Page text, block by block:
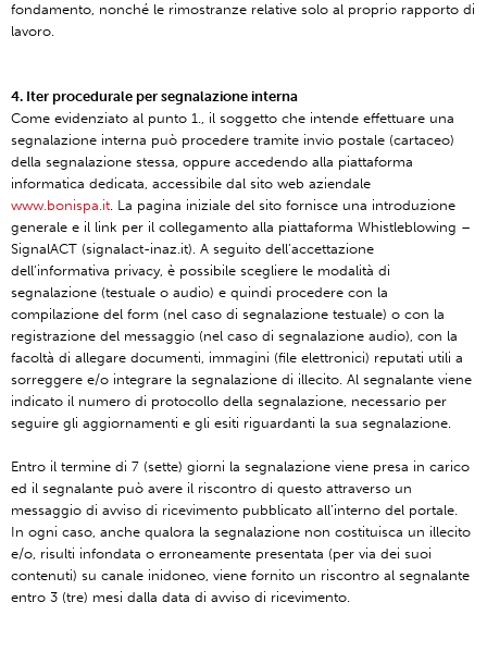
fondamento, nonché le rimostranze relative solo al proprio rapporto di
lavoro.
4. Iter procedurale per segnalazione interna
Come evidenziato al punto 1., il soggetto che intende effettuare una
segnalazione interna può procedere tramite invio postale (cartaceo)
della segnalazione stessa, oppure accedendo alla piattaforma
informatica dedicata, accessibile dal sito web aziendale
www.bonispa.it. La pagina iniziale del sito fornisce una introduzione
generale e il link per il collegamento alla piattaforma Whistleblowing –
SignalACT (signalact-inaz.it). A seguito dell’accettazione
dell’informativa privacy, è possibile scegliere le modalità di
segnalazione (testuale o audio) e quindi procedere con la
compilazione del form (nel caso di segnalazione testuale) o con la
registrazione del messaggio (nel caso di segnalazione audio), con la
facoltà di allegare documenti, immagini (file elettronici) reputati utili a
sorreggere e/o integrare la segnalazione di illecito. Al segnalante viene
indicato il numero di protocollo della segnalazione, necessario per
seguire gli aggiornamenti e gli esiti riguardanti la sua segnalazione.
Entro il termine di 7 (sette) giorni la segnalazione viene presa in carico
ed il segnalante può avere il riscontro di questo attraverso un
messaggio di avviso di ricevimento pubblicato all’interno del portale.
In ogni caso, anche qualora la segnalazione non costituisca un illecito
e/o, risulti infondata o erroneamente presentata (per via dei suoi
contenuti) su canale inidoneo, viene fornito un riscontro al segnalante
entro 3 (tre) mesi dalla data di avviso di ricevimento.